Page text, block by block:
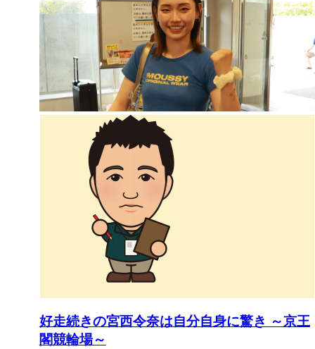
好走続きの宮西令奈は自分自身に驚き ～京王
閣競輪場～